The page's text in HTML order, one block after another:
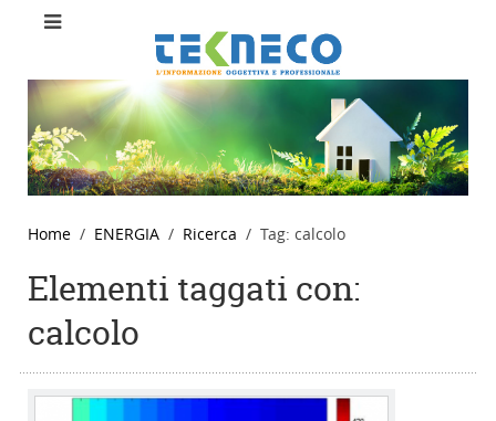
Home ENERGIA Ricerca Tag: calcolo
Elementi taggati con:
calcolo